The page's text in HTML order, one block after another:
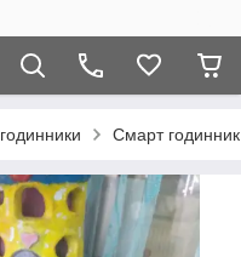
Смарт